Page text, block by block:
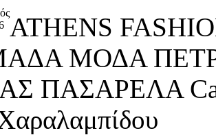
ATHENS
ΜΟΔΑ
ΠΑΣΑΡΕΛΑ